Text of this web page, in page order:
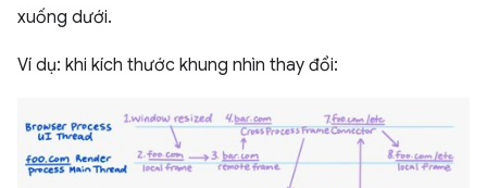
xuống dưới.
Ví dụ: khi kích thước khung nhìn thay đổi: